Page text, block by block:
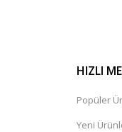
HIZLI
Popüler
Yeni